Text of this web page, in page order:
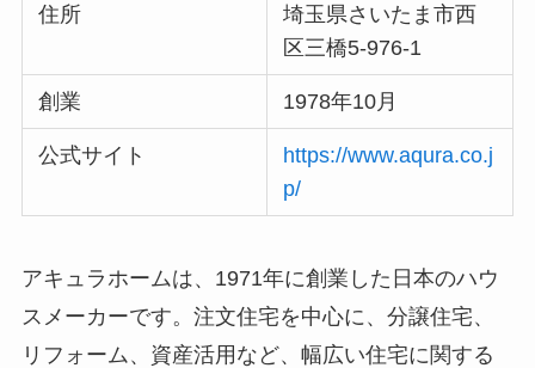
住所
埼玉県さいたま市西
区三橋5-976-1
創業 1978年10月
公式サイト
https://www.aqura.co.j
p/
アキュラホームは、1971年に創業した日本のハウ
スメーカーです。注文住宅を中心に、分譲住宅、
リフォーム、資産活用など、幅広い住宅に関する